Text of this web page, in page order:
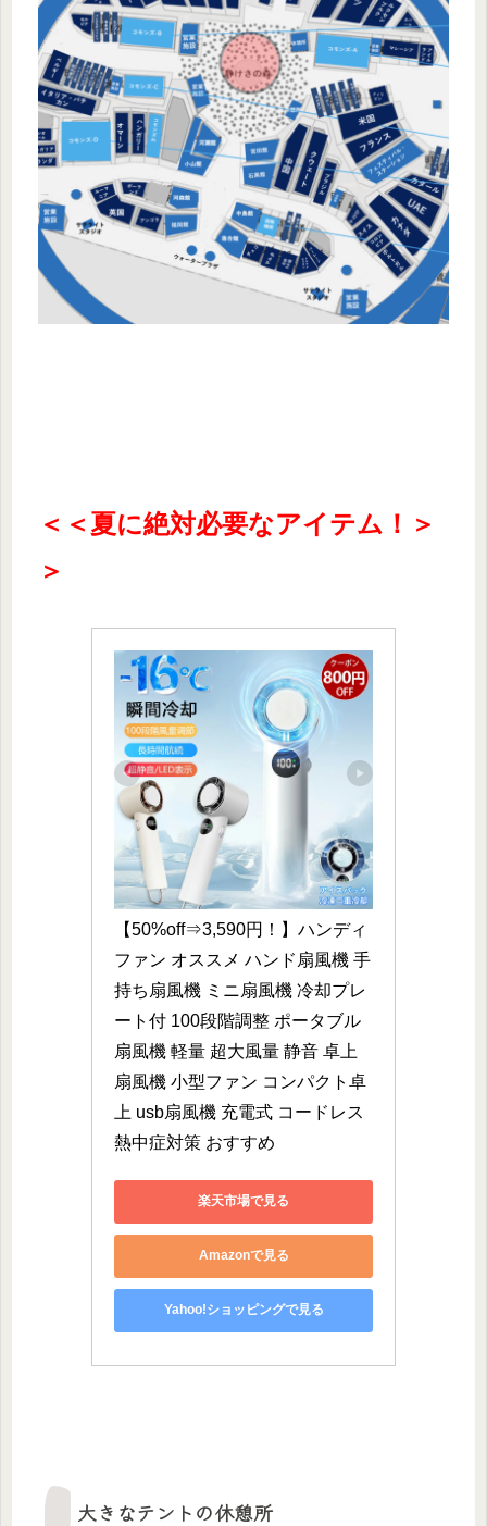
＜＜夏に絶対必要なアイテム！＞
＞
【50%off⇒3,590円！】ハンディ
ファン オススメ ハンド扇風機 手
持ち扇風機 ミニ扇風機 冷却プレ
ート付 100段階調整 ポータブル
扇風機 軽量 超大風量 静音 卓上
扇風機 小型ファン コンパクト卓
上 usb扇風機 充電式 コードレス
熱中症対策 おすすめ
楽天市場で見る
Amazonで見る
Yahoo!ショッピングで見る
大きなテントの休憩所